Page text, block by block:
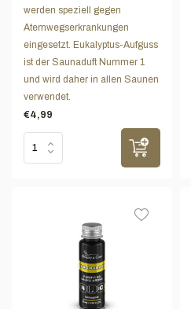
werden speziell gegen
Atemwegserkrankungen
eingesetzt. Eukalyptus-Aufguss
ist der Saunaduft Nummer 1
und wird daher in allen Saunen
verwendet.
€4,99